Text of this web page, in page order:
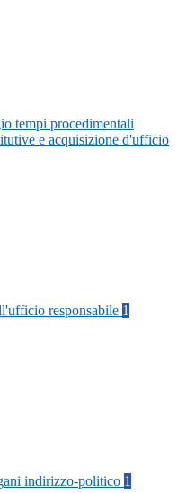
tempi procedimentali
e acquisizione d'ufficio
responsabile 1
indirizzo-politico 1